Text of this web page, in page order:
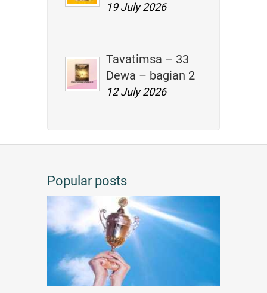
19 July 2026
Tavatimsa – 33
Dewa – bagian 2
12 July 2026
Popular posts